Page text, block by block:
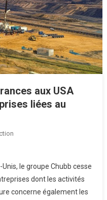
aux USA
liées au
le groupe Chubb cesse
dont les activités
concerne également les